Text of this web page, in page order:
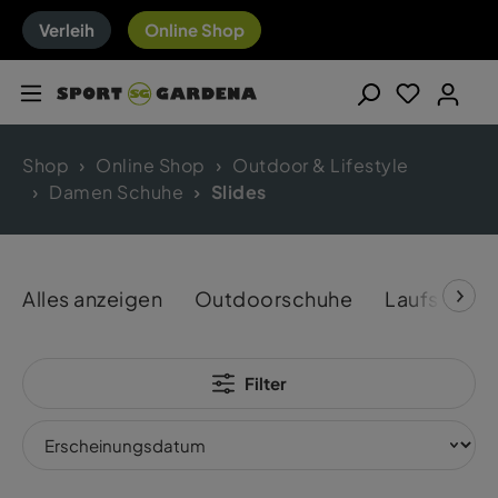
Verleih Online Shop
Shop Online Shop
Outdoor & Lifestyle
Damen Schuhe
Slides
Alles anzeigen Outdoorschuhe
Filter